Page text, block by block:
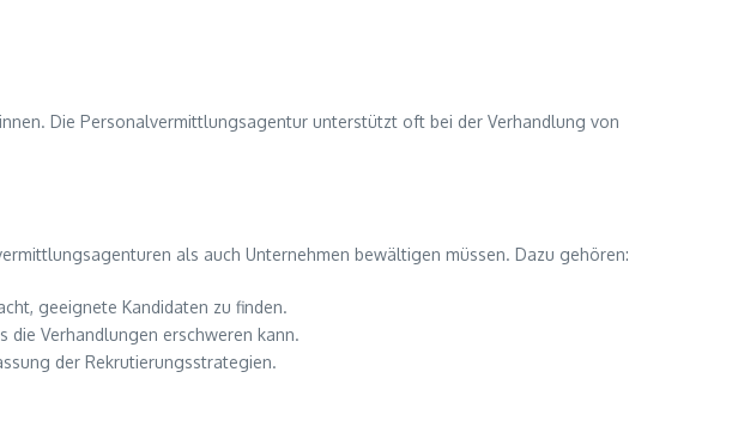
Die Personalvermittlungsagentur unterstützt oft bei der Verhandlung von
als auch Unternehmen bewältigen müssen. Dazu gehören:
geeignete Kandidaten zu finden.
die Verhandlungen erschweren kann.
der Rekrutierungsstrategien.